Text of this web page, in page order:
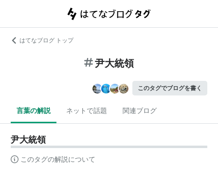
はてなブログ トップ
尹大統領
このタグでブログを書く
言葉の解説 ネットで話題 関連ブログ
尹大統領
このタグの解説について